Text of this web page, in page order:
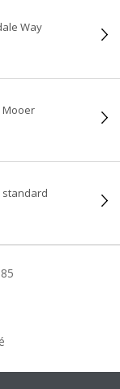
Way
Mooer
standard